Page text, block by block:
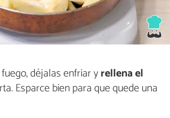
déjalas enfriar yrellena el
Esparce bien para que quede una